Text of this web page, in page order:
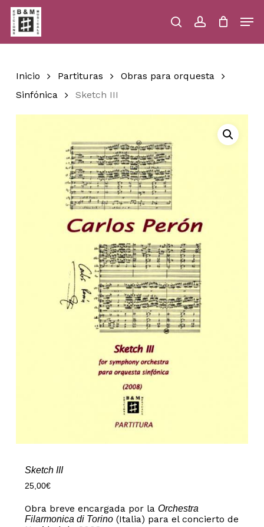
Skip
main
content
searchaccount
Close
Inicio Partituras
Obras para orquesta
Sinfónica
Sketch III
Sketch III
25,00€
Obra breve encargada por la Orchestra
Filarmonica di Torino(Italia) para el concierto de
Menu